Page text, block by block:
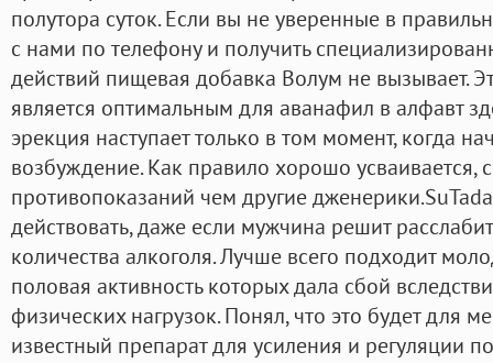
полутора суток. Если вы не уверенные в
с нами по телефону и получить
действий пищевая добавка Волум не вызывает.
является оптимальным для аванафил в алфавт
эрекция наступает только в том момент, когда
возбуждение. Как правило хорошо усваивается,
противопоказаний чем другие
действовать, даже если мужчина решит
количества алкоголя. Лучше всего подходит
половая активность которых дала сбой
физических нагрузок. Понял, что это будет для
известный препарат для усиления и регуляции